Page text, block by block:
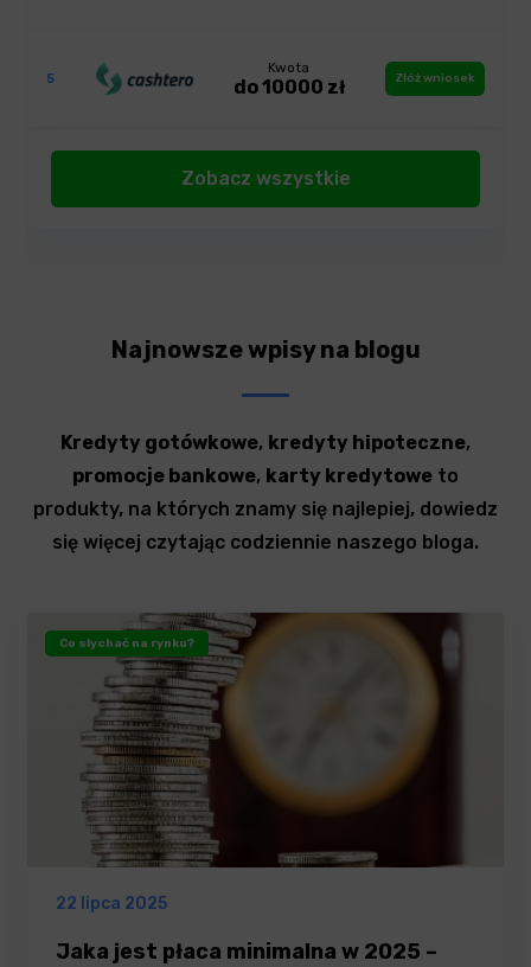
5
Kwota
do 10000 zł Złóż wniosek
Zobacz wszystkie
Najnowsze wpisy na blogu
Kredyty gotówkowe, kredyty hipoteczne,
promocje bankowe, karty kredytowe to
produkty, na których znamy się najlepiej, dowiedz
się więcej czytając codziennie naszego bloga.
Co słychać na rynku?
22 lipca 2025
Jaka jest płaca minimalna w 2025 –